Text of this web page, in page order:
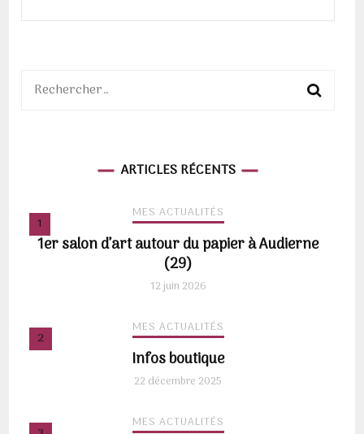
Rechercher :
ARTICLES RÉCENTS
MES ACTUALITÉS
1er salon d’art autour du papier à Audierne
(29)
12 juin 2026
MES ACTUALITÉS
Infos boutique
22 décembre 2025
MES ACTUALITÉS